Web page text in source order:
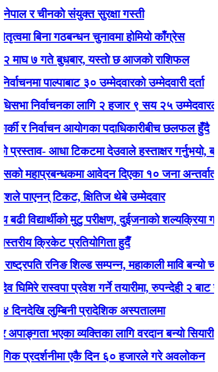
चीनकाे संयुक्त सुरक्षा गस्ती
गठबन्धन चुनावमा होमियो काँग्रेस
गते बुधबार, यस्ताे छ आजको राशिफल
पाल्पाबाट ३० उम्मेदवारको उम्मेदवारी दर्ता
निर्वाचनका लागि २ हजार ९ सय २५ उम्मेदवारले
निर्वाचन आयोगका पदाधिकारीबीच छलफल हुँदै
आधा टिकटमा देउवाले हस्ताक्षर गर्नुभयो, बाँकी
आवेदन दिएका १० जना अन्तर्वार्ताका
टिकट, क्षितिज थेबे उम्मेदवार
मुटु परीक्षण, दुईजनाको शल्यक्रिया गर्नुपर्ने
क्रिकेट प्रतियोगिता हुदैँ
रनिङ शिल्ड सम्पन्न, महाकाली मावि बन्यो
रास्वपा प्रवेश गर्ने तयारीमा, रुपन्देही २ बाट
लुम्बिनी प्रादेशिक अस्पतालमा
भएका व्यक्तिका लागि वरदान बन्यो सियारीको
एकै दिन ६० हजारले गरे अवलोकन